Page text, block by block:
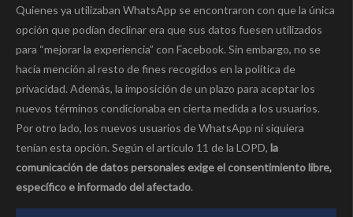
Quienes ya utilizaban WhatsApp se encontraron con que la única
opción que podían declinar era que sus datos fuesen utilizados
para “mejorar la experiencia” con Facebook. Sin embargo, no se
hacía mención al resto de fines recogidos en la política de
privacidad. Además, la imposición de un plazo para aceptar los
nuevos términos condicionaba en cierta medida a los usuarios.
Por otro lado, los nuevos usuarios de WhatsApp ni siquiera
tenían esta opción. Según el artículo 11 de la LOPD, la
comunicación de datos personales exige el consentimiento libre,
específico e informado del afectado.